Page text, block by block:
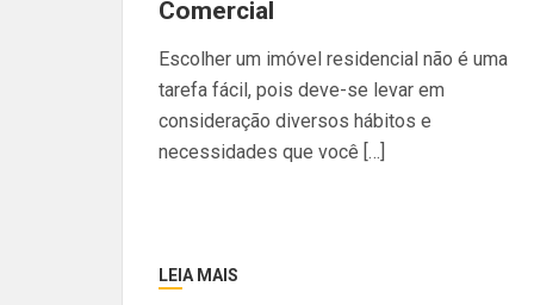
Comercial
Escolher um imóvel residencial não é uma
tarefa fácil, pois deve-se levar em
consideração diversos hábitos e
necessidades que você […]
LEIA MAIS